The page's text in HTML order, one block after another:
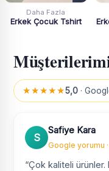
Daha Fazla
Erkek Çocuk Tshirt
★★★★★5,0 ·
S
Safiye Kara
Google
“Çok kaliteli